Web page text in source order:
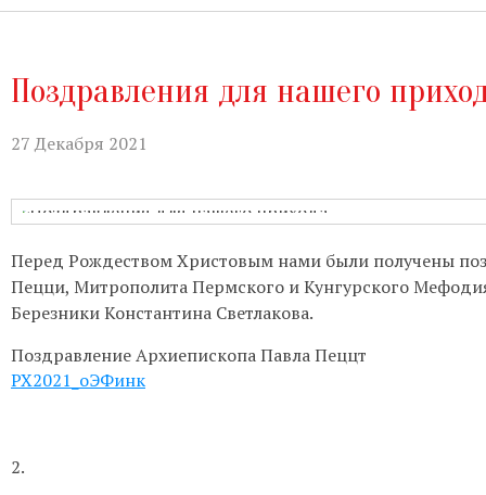
Поздравления для нашего
27 Декабря 2021
Перед Рождеством Христовым нами были получены
Пецци, Митрополита Пермского и Кунгурского
Березники Константина Светлакова.
Поздравление Архиепископа Павла Пеццт
РХ2021_оЭФинк
2.
06.00 до 22.00 (по звонку
до 20.00.
Приём настоятеля:
Гуманитарная помощь:
Непрестанное поклонение:
телефону 8-961-757-51-14.